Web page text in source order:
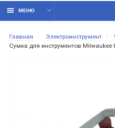
МЕНЮ
Главная Электроинструмент
Сумка для инструментов